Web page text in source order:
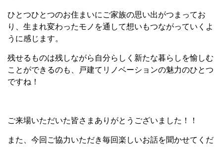
ひとつひとつのお住まいにご家族の思い出がつまってお
り、生まれ変わったモノを通して想いもつながっていくよ
うに感じます。
残せるものは残しながら自分らしく新たな暮らしを愉しむ
ことができるのも、戸建てリノベーションの魅力のひとつ
ですね！
ご来場いただいた皆さまありがとうございました！！
また、今回ご協力いただき毎回楽しいお話を聞かせてくだ